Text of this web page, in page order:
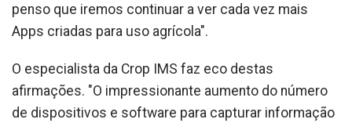
penso que iremos continuar a ver cada vez mais
Apps criadas para uso agrícola".
O especialista da Crop IMS faz eco destas
afirmações. "O impressionante aumento do número
de dispositivos e software para capturar informação